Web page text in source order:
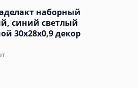
наборный
синий светлый
30x28x0,9 декор